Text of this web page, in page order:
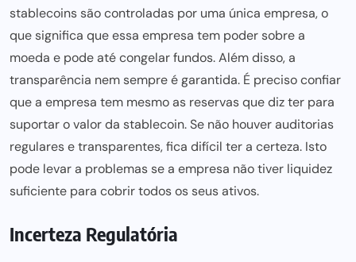
stablecoins são controladas por uma única empresa, o
que significa que essa empresa tem poder sobre a
moeda e pode até congelar fundos. Além disso, a
transparência nem sempre é garantida. É preciso confiar
que a empresa tem mesmo as reservas que diz ter para
suportar o valor da stablecoin. Se não houver auditorias
regulares e transparentes, fica difícil ter a certeza. Isto
pode levar a problemas se a empresa não tiver liquidez
suficiente para cobrir todos os seus ativos.
Incerteza Regulatória